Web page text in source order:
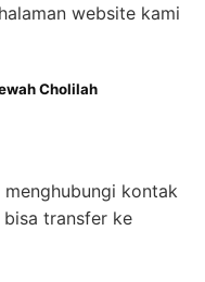
website kami
Cholilah
kontak
transfer ke